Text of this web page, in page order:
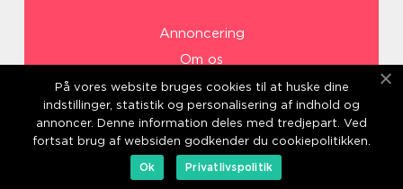
Annoncering
Om os
Cookies
Kontakt os
Sitemap
På vores website bruges cookies til at huske dine
indstillinger, statistik og personalisering af indhold og
annoncer. Denne information deles med tredjepart. Ved
fortsat brug af websiden godkender du cookiepolitikken.
Ok
Privatlivspolitik